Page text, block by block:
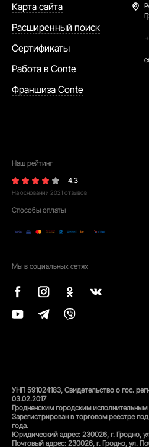
Карта сайта
Расширенный поиск
Сертификаты
Работа в Conte
Франшиза Conte
Наш рейтинг
4.3
На основании 2021 отзывов
Способы оплаты
Мы в социальных сетях
УНП 591024183, Свидетельство о гос.
03.02.2017
Гродненским городским
Зарегистрирован в торговом реестре
года.
Юридический адрес: 230026, г. Гродно,
Почтовый адрес: 230026, г. Гродно, ул.